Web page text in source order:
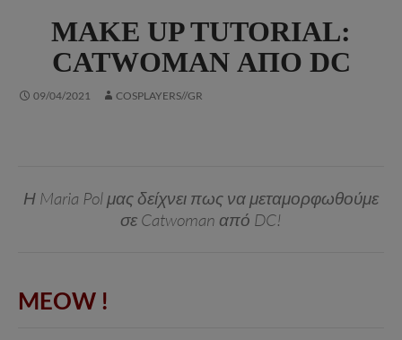
MAKE UP TUTORIAL:
CATWOMAN ΑΠΌ DC
09/04/2021 COSPLAYERS//GR
Η Maria Pol μας δείχνει πως να μεταμορφωθούμε
σε Catwoman από DC!
MEOW !